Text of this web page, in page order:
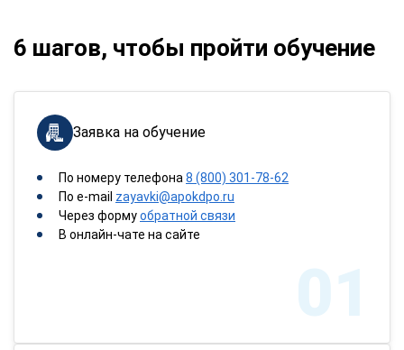
6 шагов, чтобы пройти обучение
Заявка на обучение
По номеру телефона 8 (800) 301-78-62
По e-mail zayavki@apokdpo.ru
Через формуобратной связи
В онлайн-чате на сайте
01